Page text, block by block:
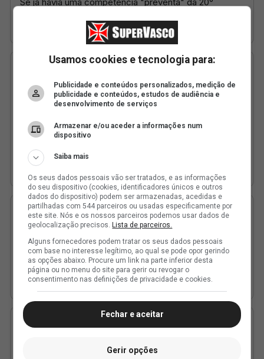
Usamos cookies e tecnologia para:
Publicidade e conteúdos personalizados, medição de
publicidade e conteúdos, estudos de audiência e
desenvolvimento de serviços
Armazenar e/ou aceder a informações num
dispositivo
Saiba mais
Os seus dados pessoais vão ser tratados, e as informações
do seu dispositivo (cookies, identificadores únicos e outros
dados do dispositivo) podem ser armazenadas, acedidas e
partilhadas com 544 parceiros ou usadas especificamente por
este site. Nós e os nossos parceiros podemos usar dados de
geolocalização precisos. Lista de parceiros.
Alguns fornecedores podem tratar os seus dados pessoais
com base no interesse legítimo, ao qual se pode opor gerindo
as opções abaixo. Procure um link na parte inferior desta
página ou no menu do site para gerir ou revogar o
consentimento nas definições de privacidade e cookies.
Fechar e aceitar
Gerir opções